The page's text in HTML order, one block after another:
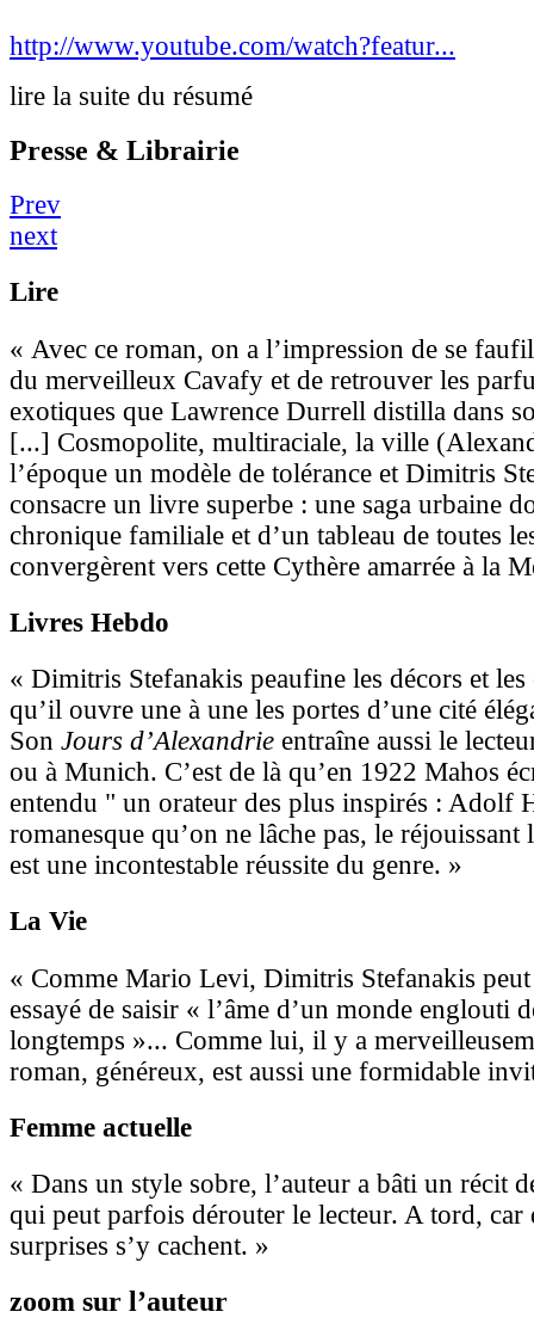
http://www.youtube.com/watch?featur...
lire la suite du résumé
Presse & Librairie
Prev
next
Lire
« Avec ce roman, on a l’impression de se
du merveilleux Cavafy et de retrouver les
exotiques que Lawrence Durrell distilla dans
[...] Cosmopolite, multiraciale, la ville
l’époque un modèle de tolérance et Dimitris
consacre un livre superbe : une saga urbaine
chronique familiale et d’un tableau de toutes
convergèrent vers cette Cythère amarrée à la
Livres Hebdo
« Dimitris Stefanakis peaufine les décors et les
qu’il ouvre une à une les portes d’une cité
Son Jours d’Alexandrie entraîne aussi le
ou à Munich. C’est de là qu’en 1922 Mahos
entendu " un orateur des plus inspirés : Adolf
romanesque qu’on ne lâche pas, le
est une incontestable réussite du genre. »
La Vie
« Comme Mario Levi, Dimitris Stefanakis
essayé de saisir « l’âme d’un monde englouti
longtemps »... Comme lui, il y a
roman, généreux, est aussi une formidable
Femme actuelle
« Dans un style sobre, l’auteur a bâti un récit
qui peut parfois dérouter le lecteur. A tord, car
surprises s’y cachent. »
zoom sur l’auteur